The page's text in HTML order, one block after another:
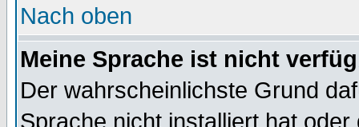
Nach oben
Meine Sprache ist nicht
Der wahrscheinlichste Grund
Sprache nicht installiert hat